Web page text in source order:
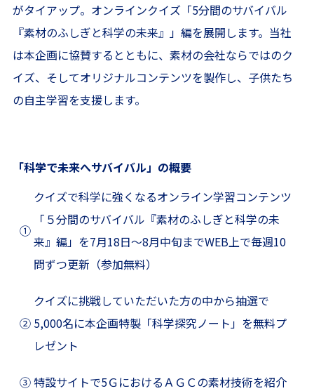
がタイアップ。オンラインクイズ「5分間のサバイバル
『素材のふしぎと科学の未来』」編を展開します。当社
は本企画に協賛するとともに、素材の会社ならではのク
イズ、そしてオリジナルコンテンツを製作し、子供たち
の自主学習を支援します。
「科学で未来へサバイバル」の概要
①
クイズで科学に強くなるオンライン学習コンテンツ
「５分間のサバイバル『素材のふしぎと科学の未
来』編」を7月18日～8月中旬までWEB上で毎週10
問ずつ更新（参加無料）
②
クイズに挑戦していただいた方の中から抽選で
5,000名に本企画特製「科学探究ノート」を無料プ
レゼント
③ 特設サイトで5ＧにおけるＡＧＣの素材技術を紹介